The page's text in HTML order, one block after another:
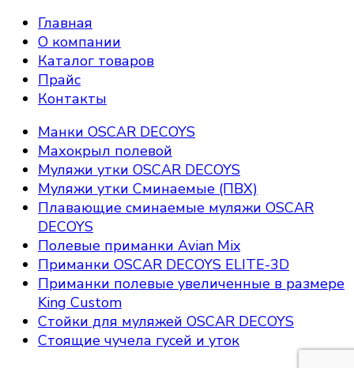
Главная
О компании
Каталог товаров
Прайс
Контакты
Манки OSCAR DECOYS
Махокрыл полевой
Муляжи утки OSCAR DECOYS
Муляжи утки Сминаемые (ПВХ)
Плавающие сминаемые муляжи OSCAR
DECOYS
Полевые приманки Avian Mix
Приманки OSCAR DECOYS ELITE-3D
Приманки полевые увеличенные в размере
King Custom
Стойки для муляжей OSCAR DECOYS
Стоящие чучела гусей и уток